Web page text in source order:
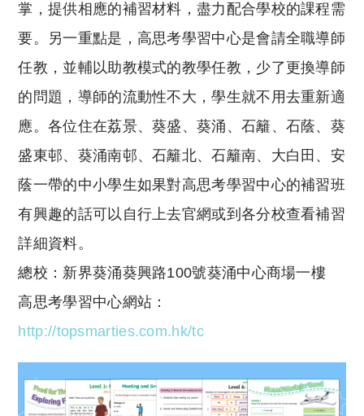
掌，提供相應的補習材料，盡力配合學校的課程需
要。另一重點是，高思考學習中心是會請全職導師
任教，並輔以助教模式的教學任教，少了更換導師
的問題，導師的流動性不大，學生就不用去重新適
應。各位住在荔景、葵盛、葵涌、石籬、石蔭、葵
盛東邨、葵涌南邨、石籬北、石籬南、大白田、安
蔭一帶的中小學生如果對高思考學習中心的補習班
有興趣的話可以自行上去官網或到各分校查看補習
詳細資料。
總校： 新界葵涌葵興路100號葵涌中心商場一樓
高思考學習中心網站：
http://topsmarties.com.hk/tc